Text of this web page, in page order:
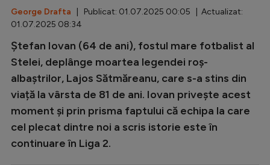
Champions League
Europa League
CM 2026
Premier League
George Drafta | Publicat: 01.07.2025 00:05 | Actualizat:
01.07.2025 08:34
Ștefan Iovan (64 de ani), fostul mare fotbalist al
Stelei, deplânge moartea legendei roș-
albaștrilor, Lajos Sătmăreanu, care s-a stins din
viață la vârsta de 81 de ani. Iovan privește acest
moment și prin prisma faptului că echipa la care
cel plecat dintre noi a scris istorie este în
continuare în Liga 2.